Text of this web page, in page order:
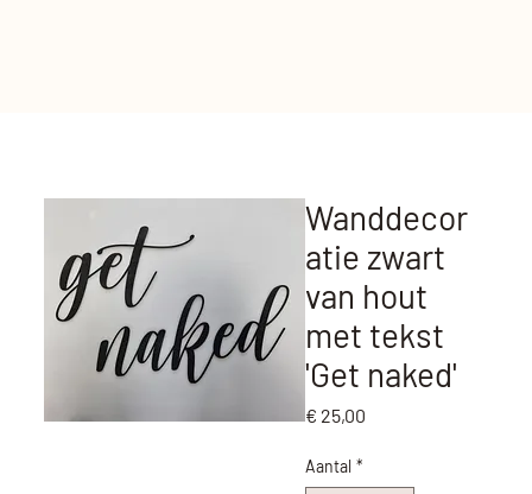
Wanddecor
atie zwart
van hout
met tekst
'Get naked'
€ 25,00
Aantal *